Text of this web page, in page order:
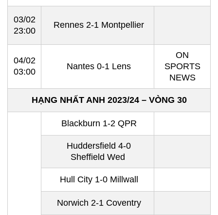
03/02
23:00
Rennes 2-1 Montpellier
04/02
03:00
Nantes 0-1 Lens
ON
SPORTS
NEWS
HẠNG NHẤT ANH 2023/24 – VÒNG 30
Blackburn 1-2 QPR
Huddersfield 4-0
Sheffield Wed
Hull City 1-0 Millwall
Norwich 2-1 Coventry